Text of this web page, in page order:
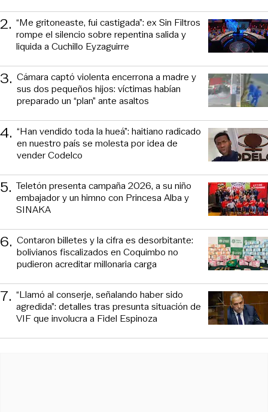
2. “Me gritoneaste, fui castigada”: ex Sin Filtros
rompe el silencio sobre repentina salida y
liquida a Cuchillo Eyzaguirre
3. Cámara captó violenta encerrona a madre y
sus dos pequeños hijos: víctimas habían
preparado un “plan” ante asaltos
4. “Han vendido toda la hueá”: haitiano radicado
en nuestro país se molesta por idea de
vender Codelco
5. Teletón presenta campaña 2026, a su niño
embajador y un himno con Princesa Alba y
SINAKA
6. Contaron billetes y la cifra es desorbitante:
bolivianos fiscalizados en Coquimbo no
pudieron acreditar millonaria carga
7. “Llamó al conserje, señalando haber sido
agredida”: detalles tras presunta situación de
VIF que involucra a Fidel Espinoza